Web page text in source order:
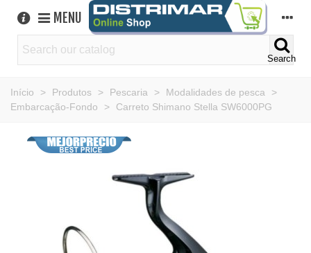
MENU
Search
Início > Produtos > Pescaria > Modalidades de pesca
>
Embarcação-Fondo
> Carreto Shimano Stella SW6000PG